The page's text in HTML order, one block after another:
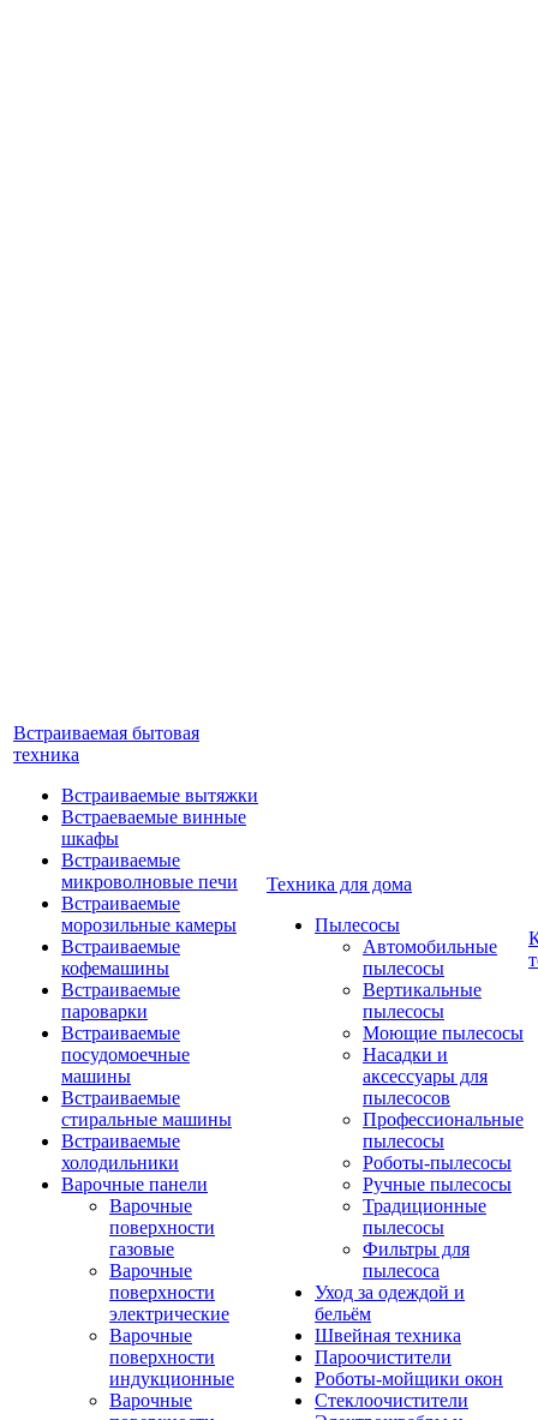
Встраиваемая бытовая
техника
Встраиваемые вытяжки
Встраеваемые винные
шкафы
Встраиваемые
микроволновые печи
Встраиваемые
морозильные камеры
Встраиваемые
кофемашины
Встраиваемые
пароварки
Встраиваемые
посудомоечные
машины
Встраиваемые
стиральные машины
Встраиваемые
холодильники
Варочные панели
Варочные
поверхности
газовые
Варочные
поверхности
электрические
Варочные
поверхности
индукционные
Варочные
Техника для дома
Пылесосы
Автомобильные
пылесосы
Вертикальные
пылесосы
Моющие пылесосы
Насадки и
аксессуары для
пылесосов
Профессиональные
пылесосы
Роботы-пылесосы
Ручные пылесосы
Традиционные
пылесосы
Фильтры для
пылесоса
Уход за одеждой и
бельём
Швейная техника
Пароочистители
Роботы-мойщики окон
Стеклоочистители